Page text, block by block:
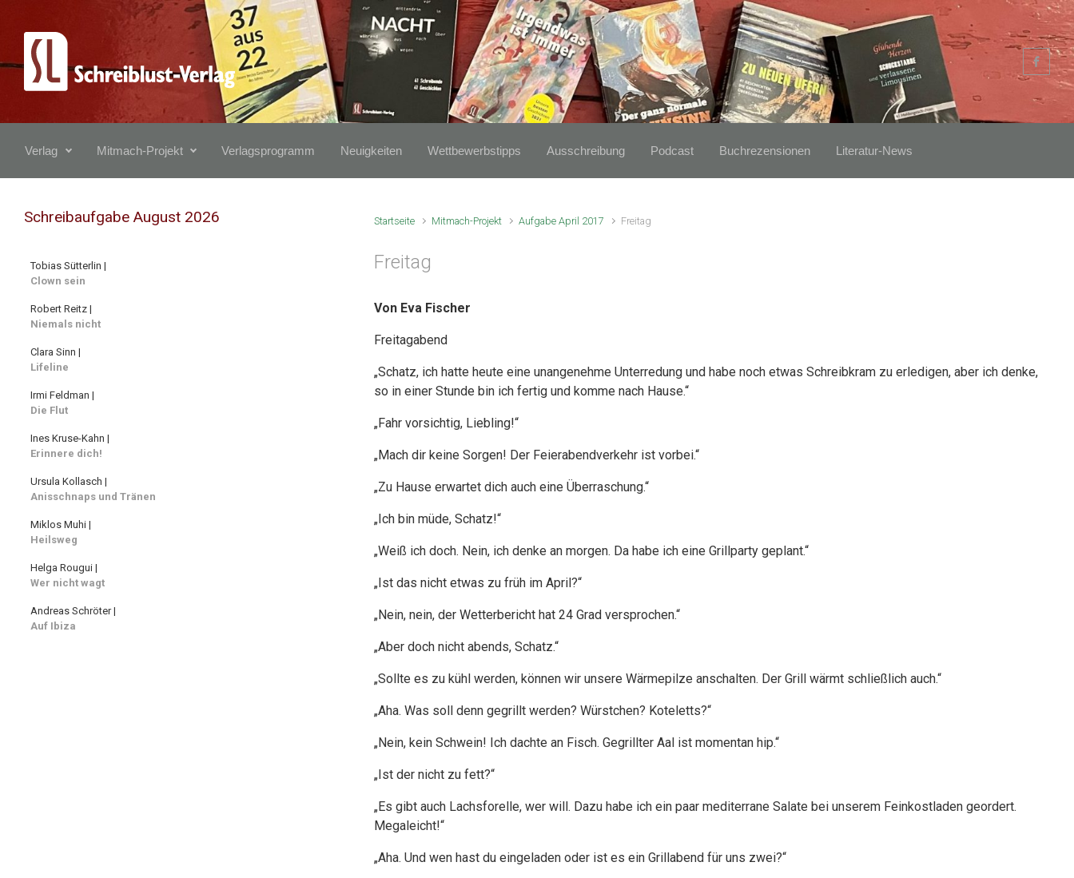
Zum Hauptinhalt springen
Verlag Mitmach-Projekt Verlagsprogramm Neuigkeiten Wettbewerbstipps Ausschreibung Podcast Buchrezensionen Literatur-News
Startseite Mitmach-Projekt Aufgabe April 2017 Freitag
Freitag
Von Eva Fischer
Freitagabend
„Schatz, ich hatte heute eine unangenehme Unterredung und habe noch etwas Schreibkram zu erledigen, aber ich denke,
so in einer Stunde bin ich fertig und komme nach Hause.“
„Fahr vorsichtig, Liebling!“
„Mach dir keine Sorgen! Der Feierabendverkehr ist vorbei.“
„Zu Hause erwartet dich auch eine Überraschung.“
„Ich bin müde, Schatz!“
„Weiß ich doch. Nein, ich denke an morgen. Da habe ich eine Grillparty geplant.“
„Ist das nicht etwas zu früh im April?“
„Nein, nein, der Wetterbericht hat 24 Grad versprochen.“
„Aber doch nicht abends, Schatz.“
„Sollte es zu kühl werden, können wir unsere Wärmepilze anschalten. Der Grill wärmt schließlich auch.“
„Aha. Was soll denn gegrillt werden? Würstchen? Koteletts?“
„Nein, kein Schwein! Ich dachte an Fisch. Gegrillter Aal ist momentan hip.“
„Ist der nicht zu fett?“
„Es gibt auch Lachsforelle, wer will. Dazu habe ich ein paar mediterrane Salate bei unserem Feinkostladen geordert.
Megaleicht!“
„Aha. Und wen hast du eingeladen oder ist es ein Grillabend für uns zwei?“
Schreibaufgabe August 2026
Tobias Sütterlin |
Clown sein
Robert Reitz |
Niemals nicht
Clara Sinn |
Lifeline
Irmi Feldman |
Die Flut
Ines Kruse-Kahn |
Erinnere dich!
Ursula Kollasch |
Anisschnaps und Tränen
Miklos Muhi |
Heilsweg
Helga Rougui |
Wer nicht wagt
Andreas Schröter |
Auf Ibiza